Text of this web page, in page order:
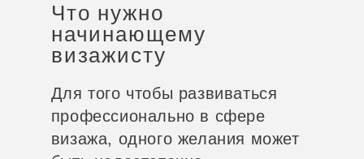
Что нужно
начинающему
визажисту
Для того чтобы развиваться
профессионально в сфере
визажа, одного желания может